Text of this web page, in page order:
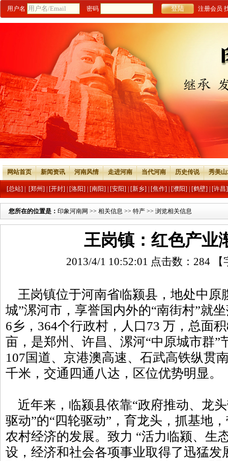
用户名 密码 注册会员
网站首页 新闻资讯 河南风情 走进河南 当代河南 历史传说 秀美
[总站] [郑州] [开封] [洛阳] [南阳] [安阳] [新乡] [焦作] [濮阳] [鹤壁] [许昌]
您所在的位置是： 印象河南网 >> 相关信息 >> 特产 >> 浏览相关信息
王岗镇：红色产业
2013/4/1 10:52:01 点击数： 284
王岗镇位于河南省临颍县，地处中原
城”漯河市，享誉国内外的“南街村”就
6乡，364个行政村，人口73 万，总面
亩，是郑州、许昌、漯河“中原城市群”
107国道、京港澳高速、石武高铁纵贯
千米，交通四通八达，区位优势明显。
近年来，临颍县依靠“政府推动、龙
驱动”的“四轮驱动”，育龙头，抓基地
农村经济的发展。致力 “活力临颍、生
设，经济和社会各项事业取得了迅猛发